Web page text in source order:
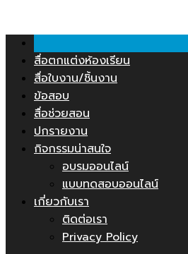
content
สื่อตกแต่งห้องเรียน
สื่อใบงาน/ชิ้นงาน
ข้อสอบ
สื่อช่วยสอน
ปกรายงาน
กิจกรรมน่าสนใจ
อบรมออนไลน์
แบบทดสอบออนไลน์
เกี่ยวกับเรา
ติดต่อเรา
Privacy Policy